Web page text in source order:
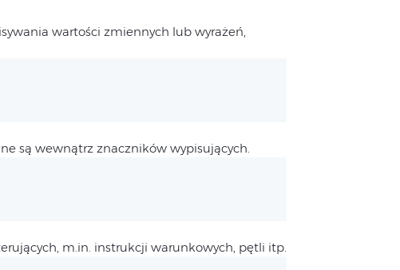
wartości zmiennych lub wyrażeń,
są wewnątrz znaczników wypisujących.
m.in. instrukcji warunkowych, pętli itp.